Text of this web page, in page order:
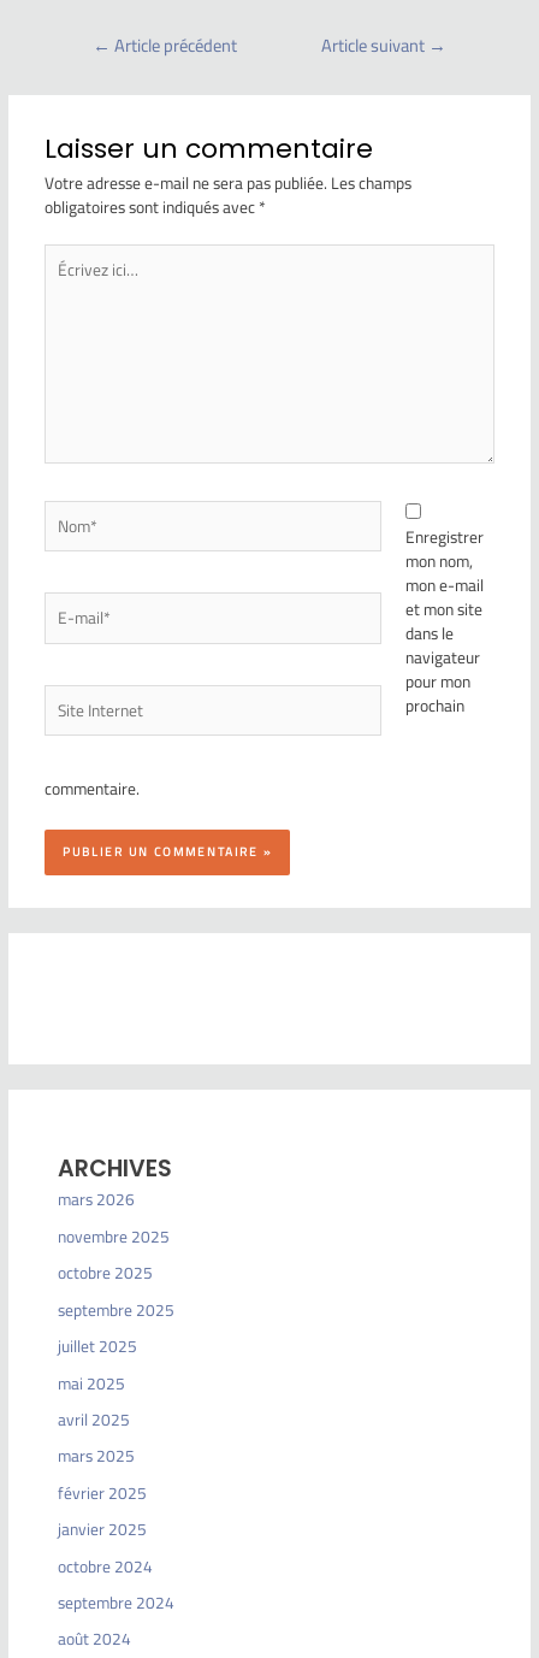
← Article précédent Article suivant →
Laisser un commentaire
Votre adresse e-mail ne sera pas publiée.Les champs
obligatoires sont indiqués avec*
Enregistrer
mon nom,
mon e-mail
et mon site
dans le
navigateur
pour mon
prochain
commentaire.
ARCHIVES
mars 2026
novembre 2025
octobre 2025
septembre 2025
juillet 2025
mai 2025
avril 2025
mars 2025
février 2025
janvier 2025
octobre 2024
septembre 2024
août 2024